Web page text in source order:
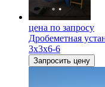
цена по запросу
Дробеметная
3х3х6-6
Запросить цену